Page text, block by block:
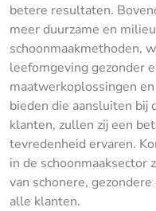
betere resultaten.
meer duurzame en
schoonmaakmethoden,
leefomgeving gezonder
maatwerkoplossingen
bieden die aansluiten bij
klanten, zullen zij een
tevredenheid ervaren.
in de schoonmaaksector
van schonere,
alle klanten.